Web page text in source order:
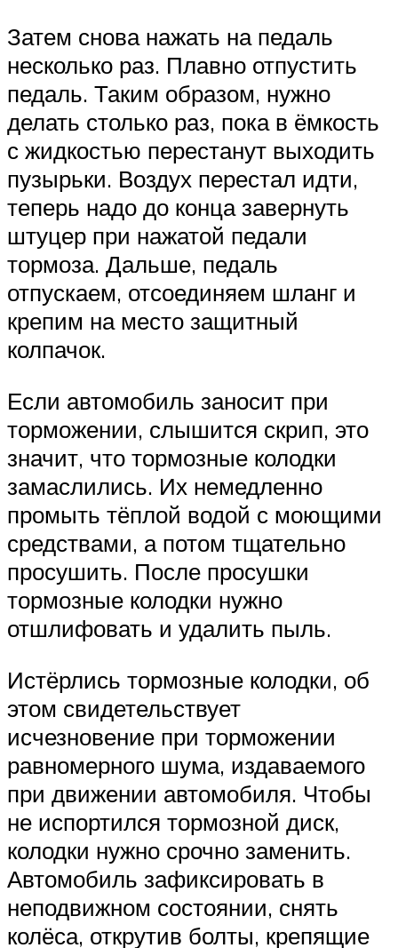
Затем снова нажать на педаль
несколько раз. Плавно отпустить
педаль. Таким образом, нужно
делать столько раз, пока в ёмкость
с жидкостью перестанут выходить
пузырьки. Воздух перестал идти,
теперь надо до конца завернуть
штуцер при нажатой педали
тормоза. Дальше, педаль
отпускаем, отсоединяем шланг и
крепим на место защитный
колпачок.
Если автомобиль заносит при
торможении, слышится скрип, это
значит, что тормозные колодки
замаслились. Их немедленно
промыть тёплой водой с моющими
средствами, а потом тщательно
просушить. После просушки
тормозные колодки нужно
отшлифовать и удалить пыль.
Истёрлись тормозные колодки, об
этом свидетельствует
исчезновение при торможении
равномерного шума, издаваемого
при движении автомобиля. Чтобы
не испортился тормозной диск,
колодки нужно срочно заменить.
Автомобиль зафиксировать в
неподвижном состоянии, снять
колёса, открутив болты, крепящие